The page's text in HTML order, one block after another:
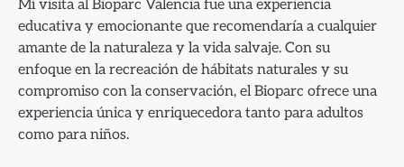
Mi visita al Bioparc Valencia fue una experiencia
educativa y emocionante que recomendaría a cualquier
amante de la naturaleza y la vida salvaje. Con su
enfoque en la recreación de hábitats naturales y su
compromiso con la conservación, el Bioparc ofrece una
experiencia única y enriquecedora tanto para adultos
como para niños.